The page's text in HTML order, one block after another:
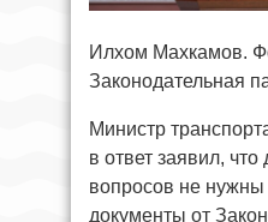
Илхом Махкамов.
Законодательная
Министр
в ответ заявил,
вопросов не
документы от